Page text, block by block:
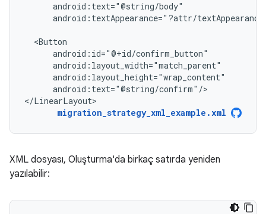
android:textAppearance="?attr/
android:text="@string/confirm"/>
</LinearLayout>
migration_strategy_xml_example.xml
XML dosyası, Oluşturma'da birkaç satırda yeniden
yazılabilir: